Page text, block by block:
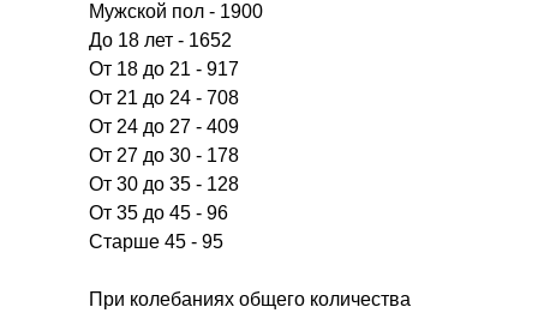
Мужской пол - 1900
До 18 лет - 1652
От 18 до 21 - 917
От 21 до 24 - 708
От 24 до 27 - 409
От 27 до 30 - 178
От 30 до 35 - 128
От 35 до 45 - 96
Старше 45 - 95
При колебаниях общего количества